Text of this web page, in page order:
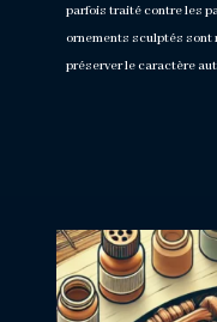
parfois traité contre les
ornements sculptés sont
préserver le caractère